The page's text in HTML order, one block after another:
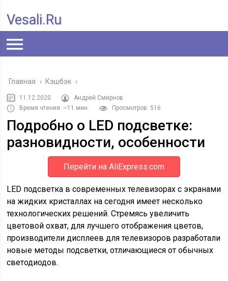
Vesali.ru
Главная › Кэшбэк ›
11.12.2020
Андрей Смирнов
Время чтения: ~11 мин.
Просмотров: 516
Подробно о LED подсветке:
разновидности, особенности
Перейти на AliExpress.com
LED подсветка в современных телевизорах с экранами
на жидких кристаллах на сегодня имеет несколько
технологических решений. Стремясь увеличить
цветовой охват, для лучшего отображения цветов,
производители дисплеев для телевизоров разработали
новые методы подсветки, отличающиеся от обычных
светодиодов.